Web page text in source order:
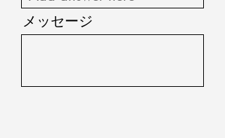
メッセージ